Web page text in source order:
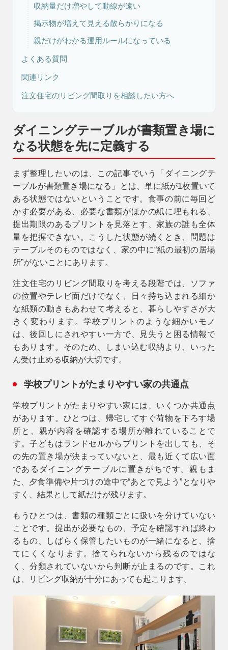
収納量だけ増やして動線が遠い
掲示物が増えて見える散らかりになる
親だけがわかる運用ルールになっている
よくある質問
関連リンク
注文住宅のリビング間取りを相談したい方へ
ダイニングテーブルが書類置き場に
なる状態を先に定義する
まず整理したいのは、この記事でいう「ダイニングテ
ーブルが書類置き場になる」とは、単に紙が1枚置いて
ある状態ではないということです。食事の前に毎回ど
かす必要がある、必要な書類がほかの紙に埋もれる、
提出期限のあるプリントを見落とす、家族の誰も全体
量を把握できない。こうした状態が続くとき、問題は
テーブルそのものではなく、 家の中に“紙の最初の居場
所”がないこと にあります。
注文住宅のリビング間取りを考える段階では、ソファ
の位置やテレビ面だけでなく、日々持ち込まれる細か
な紙類の動きもあわせて考えると、暮らしやすさが大
きく変わります。学校プリントのような細かいモノ
は、後回しにされやすい一方で、見失うと困る情報で
もあります。そのため、しまい込む収納より、いった
ん受け止める収納が大切です。
学校プリントがたまりやすい家の共通点
学校プリントがたまりやすい家には、いくつか共通点
があります。ひとつは、帰宅してすぐ荷物を下ろす場
所と、親が内容を確認する場所が離れていることで
す。子どもはランドセルからプリントを出しても、そ
の先の置き場が決まっていないと、最も近くて広い面
であるダイニングテーブルに置きがちです。親もま
た、夕食準備や片づけの途中で“あとで見よう”となりや
すく、結果として紙だけが残ります。
もうひとつは、書類の種類ごとに扱いを分けていない
ことです。提出が必要なもの、予定を確認すれば終わ
るもの、しばらく保管したいものが一緒になると、捨
てにくくなります。捨てられないから残るのではな
く、分類されていないから判断が止まるのです。これ
は、リビング収納が十分にあっても起こります。
注文住宅
リノベーション